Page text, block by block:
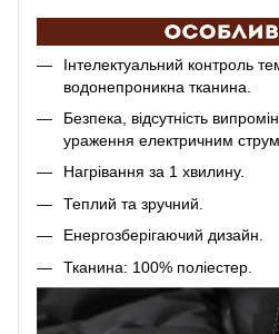
Інтелектуальний контроль
водонепроникна тканина.
Безпека, відсутність
ураження електричним
Нагрівання за 1 хвилину.
Теплий та зручний.
Енергозберігаючий дизайн.
Тканина: 100% поліестер.